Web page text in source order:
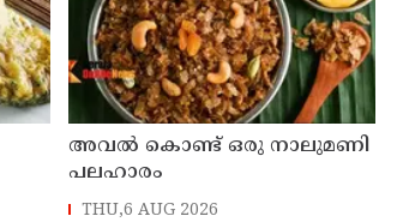
അവൽ കൊണ്ട് ഒരു നാലുമണി
പലഹാരം
THU,6 AUG 2026